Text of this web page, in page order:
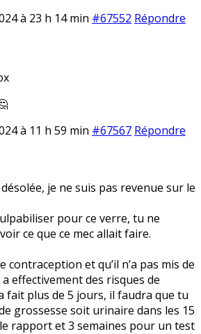
à 23 h 14 min #67552 Répondre
à 11 h 59 min #67567 Répondre
je ne suis pas revenue sur le
pour ce verre, tu ne
ce que ce mec allait faire.
contraception et qu’il n’a pas mis de
effectivement des risques de
fait plus de 5 jours, il faudra que tu
grossesse soit urinaire dans les 15
rapport et 3 semaines pour un test